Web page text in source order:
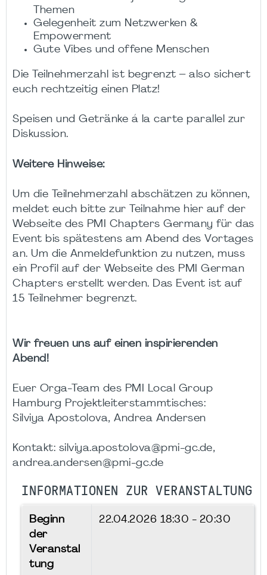
Themen
Gelegenheit zum Netzwerken &
Empowerment
Gute Vibes und offene Menschen
Die Teilnehmerzahl ist begrenzt – also sichert
euch rechtzeitig einen Platz!
Speisen und Getränke á la carte parallel zur
Diskussion.
Weitere Hinweise:
Um die Teilnehmerzahl abschätzen zu können,
meldet euch bitte zur Teilnahme hier auf der
Webseite des PMI Chapters Germany für das
Event bis spätestens am Abend des Vortages
an. Um die Anmeldefunktion zu nutzen, muss
ein Profil auf der Webseite des PMI German
Chapters erstellt werden. Das Event ist auf
15 Teilnehmer begrenzt.
Wir freuen uns auf einen inspirierenden
Abend!
Euer Orga-Team des PMI Local Group
Hamburg Projektleiterstammtisches:
Silviya Apostolova, Andrea Andersen
Kontakt: silviya.apostolova@pmi-gc.de,
andrea.andersen@pmi-gc.de
INFORMATIONEN ZUR VERANSTALTUNG
Beginn
der
Veranstal
tung
22.04.2026 18:30 - 20:30